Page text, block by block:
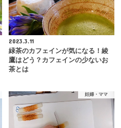
2023.3.11
緑茶のカフェインが気になる！綾
鷹はどう？カフェインの少ないお
茶とは
妊婦・ママ